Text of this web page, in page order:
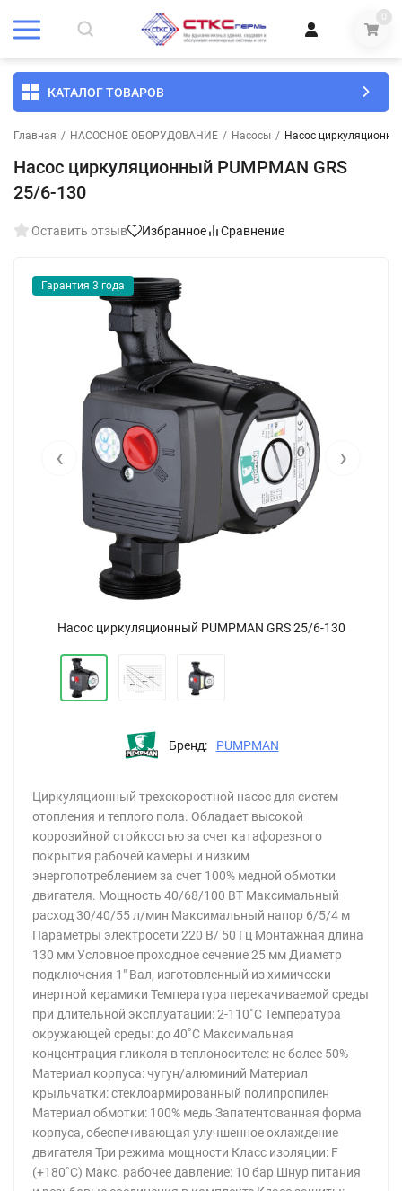
0
КАТАЛОГ ТОВАРОВ
Главная / НАСОСНОЕ ОБОРУДОВАНИЕ / Насосы / Насос
Насос циркуляционный PUMPMAN GRS
25/6-130
Оставить отзыв Избранное Сравнение
Гарантия 3 года
Насос циркуляционный PUMPMAN GRS 25/6-130
‹ ›
Бренд: PUMPMAN
Циркуляционный трехскоростной насос для систем
отопления и теплого пола. Обладает высокой
коррозийной стойкостью за счет катафорезного
покрытия рабочей камеры и низким
энергопотреблением за счет 100% медной обмотки
двигателя. Мощность 40/68/100 ВТ Максимальный
расход 30/40/55 л/мин Максимальный напор 6/5/4 м
Параметры электросети 220 В/ 50 Гц Монтажная длина
130 мм Условное проходное сечение 25 мм Диаметр
подключения 1" Вал, изготовленный из химически
инертной керамики Температура перекачиваемой среды
при длительной эксплуатации: 2-110˚С Температура
окружающей среды: до 40˚С Максимальная
концентрация гликоля в теплоносителе: не более 50%
Материал корпуса: чугун/алюминий Материал
крыльчатки: стеклоармированный полипропилен
Материал обмотки: 100% медь Запатентованная форма
корпуса, обеспечивающая улучшенное охлаждение
двигателя Три режима мощности Класс изоляции: F
(+180˚С) Макс. рабочее давление: 10 бар Шнур питания